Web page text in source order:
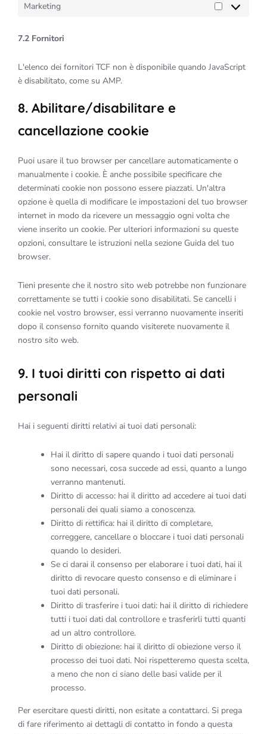
Marketing
Marketing
7.2 Fornitori
L'elenco dei fornitori TCF non è disponibile quando JavaScript
è disabilitato, come su AMP.
8. Abilitare/disabilitare e
cancellazione cookie
Puoi usare il tuo browser per cancellare automaticamente o
manualmente i cookie. È anche possibile specificare che
determinati cookie non possono essere piazzati. Un'altra
opzione è quella di modificare le impostazioni del tuo browser
internet in modo da ricevere un messaggio ogni volta che
viene inserito un cookie. Per ulteriori informazioni su queste
opzioni, consultare le istruzioni nella sezione Guida del tuo
browser.
Tieni presente che il nostro sito web potrebbe non funzionare
correttamente se tutti i cookie sono disabilitati. Se cancelli i
cookie nel vostro browser, essi verranno nuovamente inseriti
dopo il consenso fornito quando visiterete nuovamente il
nostro sito web.
9. I tuoi diritti con rispetto ai dati
personali
Hai i seguenti diritti relativi ai tuoi dati personali:
Hai il diritto di sapere quando i tuoi dati personali
sono necessari, cosa succede ad essi, quanto a lungo
verranno mantenuti.
Diritto di accesso: hai il diritto ad accedere ai tuoi dati
personali dei quali siamo a conoscenza.
Diritto di rettifica: hai il diritto di completare,
correggere, cancellare o bloccare i tuoi dati personali
quando lo desideri.
Se ci darai il consenso per elaborare i tuoi dati, hai il
diritto di revocare questo consenso e di eliminare i
tuoi dati personali.
Diritto di trasferire i tuoi dati: hai il diritto di richiedere
tutti i tuoi dati dal controllore e trasferirli tutti quanti
ad un altro controllore.
Diritto di obiezione: hai il diritto di obiezione verso il
processo dei tuoi dati. Noi rispetteremo questa scelta,
a meno che non ci siano delle basi valide per il
processo.
Per esercitare questi diritti, non esitate a contattarci. Si prega
di fare riferimento ai dettagli di contatto in fondo a questa